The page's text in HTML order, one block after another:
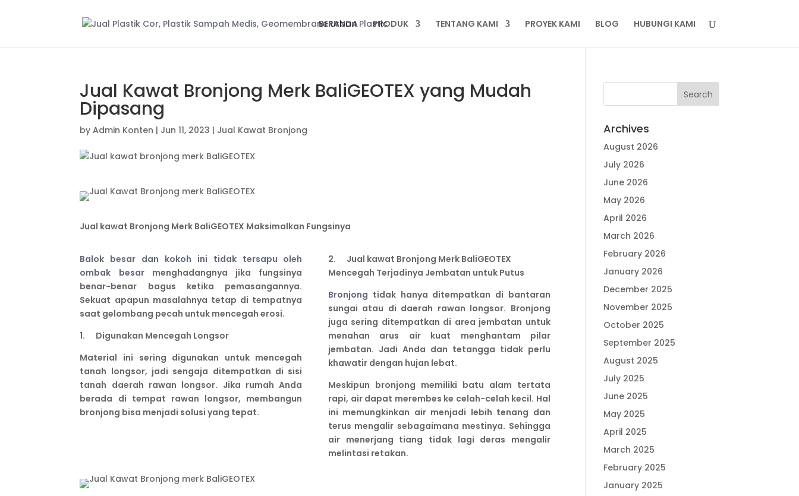
BERANDA PRODUK TENTANG KAMI PROYEK KAMI BLOG HUBUNGI KAMI
Jual Kawat Bronjong Merk BaliGEOTEX yang Mudah
Dipasang
byAdmin Konten | Jun 11, 2023 | Jual Kawat Bronjong
Jual kawat Bronjong Merk BaliGEOTEX Maksimalkan Fungsinya
Balok besar dan kokoh ini tidak tersapu oleh
ombak besarmenghadangnya jika fungsinya
benar-benar bagus ketika pemasangannya.
Sekuat apapun masalahnya tetap di tempatnya
saat gelombang pecah untuk mencegah erosi.
1. Digunakan Mencegah Longsor
Material ini sering digunakan untuk mencegah
tanah longsor, jadi sengaja ditempatkan di sisi
tanah daerah rawan longsor. Jika rumah Anda
berada di tempat rawan longsor, membangun
bronjong bisa menjadi solusi yang tepat.
2. Jual kawat Bronjong Merk BaliGEOTEX
Mencegah Terjadinya Jembatan untuk Putus
Bronjong tidak hanya ditempatkan di bantaran
sungai atau di daerah rawan longsor. Bronjong
juga sering ditempatkan di area jembatan untuk
menahan arus air kuat menghantam pilar
jembatan. Jadi Anda dan tetangga tidak perlu
khawatir dengan hujan lebat.
Meskipun bronjong memiliki batu alam tertata
rapi, air dapat merembes ke celah-celah kecil. Hal
ini memungkinkan air menjadi lebih tenang dan
terus mengalir sebagaimana mestinya. Sehingga
air menerjang tiang tidak lagi deras mengalir
melintasi retakan.
Archives
August 2026
July 2026
June 2026
May 2026
April 2026
March 2026
February 2026
January 2026
December 2025
November 2025
October 2025
September 2025
August 2025
July 2025
June 2025
May 2025
April 2025
March 2025
February 2025
January 2025